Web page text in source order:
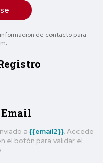
de contacto para
a {{email2}} . Accede
el botón para validar el